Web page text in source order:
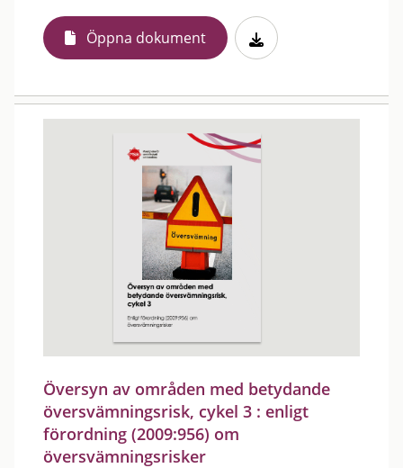
Öppna dokument
Översyn av områden med betydande
översvämningsrisk, cykel 3 : enligt
förordning (2009:956) om
översvämningsrisker